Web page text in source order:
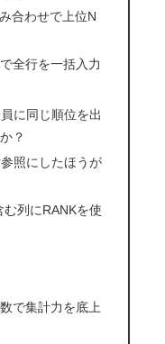
合わせで上位N
全行を一括入力
に同じ順位を出
？
照にしたほうが
列にRANKを使
で集計力を底上